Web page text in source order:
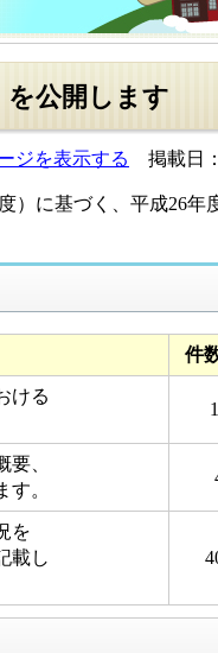
公開します
ジを表示する 掲載日
）に基づく、平成26
件
ける
、
。
を
載し